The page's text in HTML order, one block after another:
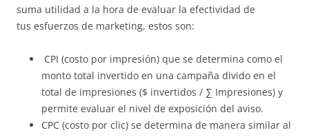
suma utilidad a la hora de evaluar la efectividad de
tus esfuerzos de marketing, estos son:
CPI (costo por impresión) que se determina como el
monto total invertido en una campaña divido en el
total de impresiones ($ invertidos / ∑ Impresiones) y
permite evaluar el nivel de exposición del aviso.
CPC (costo por clic) se determina de manera similar al